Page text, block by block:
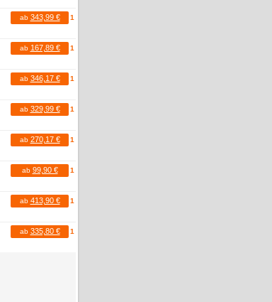
ab 343,99 € 1
ab 167,89 € 1
ab 346,17 € 1
ab 329,99 € 1
ab 270,17 € 1
ab 99,90 € 1
ab 413,90 € 1
ab 335,80 € 1